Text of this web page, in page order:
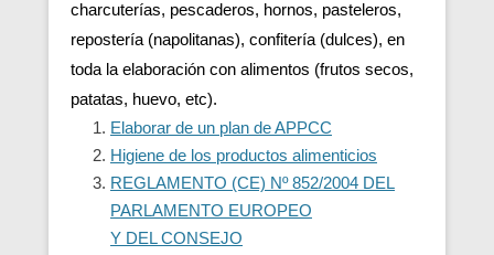
charcuterías, pescaderos, hornos, pasteleros,
repostería (napolitanas), confitería (dulces), en
toda la elaboración con alimentos (frutos secos,
patatas, huevo, etc).
Elaborar de un plan de APPCC
Higiene de los productos alimenticios
REGLAMENTO (CE) Nº 852/2004 DEL
PARLAMENTO EUROPEO
Y DEL CONSEJO